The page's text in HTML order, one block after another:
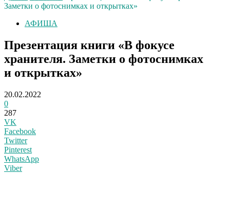
Заметки о фотоснимках и открытках»
АФИША
Презентация книги «В фокусе
хранителя. Заметки о фотоснимках
и открытках»
20.02.2022
0
287
VK
Facebook
Twitter
Pinterest
WhatsApp
Viber